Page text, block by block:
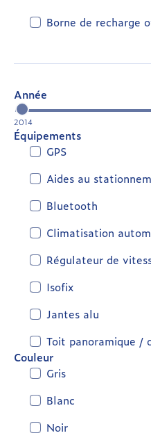
Borne de recharge
Année
2014
Équipements
GPS
Aides au
Bluetooth
Climatisation
Régulateur de
Isofix
Jantes alu
Toit panoramique /
Couleur
Gris
Blanc
Noir